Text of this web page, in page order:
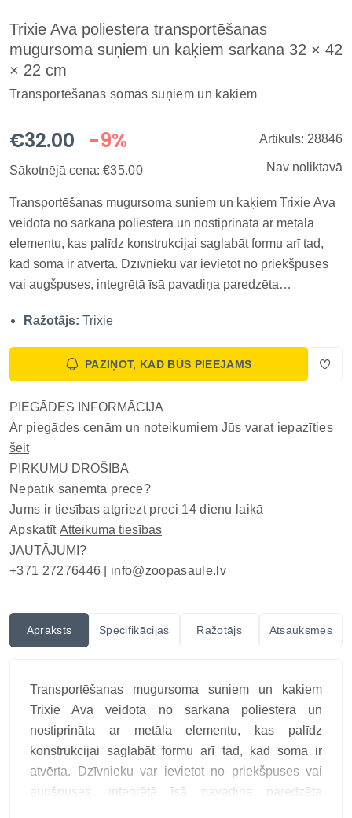
Trixie Ava poliestera transportēšanas
mugursoma suņiem un kaķiem sarkana 32 × 42
× 22 cm
Transportēšanas somas suņiem un kaķiem
€32.00 -9%
Sākotnējā cena: €35.00
Artikuls: 28846
Nav noliktavā
Transportēšanas mugursoma suņiem un kaķiem Trixie Ava
veidota no sarkana poliestera un nostiprināta ar metāla
elementu, kas palīdz konstrukcijai saglabāt formu arī tad,
kad soma ir atvērta. Dzīvnieku var ievietot no priekšpuses
vai augšpuses, integrētā īsā pavadiņa paredzēta
plāksne veido stabilāku balstu un atvieglo kopšanu; ārējās
kabatas gl...
Ražotājs: Trixie
PAZIŅOT, KAD BŪS PIEEJAMS
PIEGĀDES INFORMĀCIJA
Ar piegādes cenām un noteikumiem Jūs varat iepazīties
šeit
PIRKUMU DROŠĪBA
Nepatīk saņemta prece?
Jums ir tiesības atgriezt preci 14 dienu laikā
Apskatīt Atteikuma tiesības
JAUTĀJUMI?
+371 27276446 | info@zoopasaule.lv
Apraksts Specifikācijas Ražotājs Atsauksmes
Transportēšanas mugursoma suņiem un kaķiem
Trixie Ava veidota no sarkana poliestera un
nostiprināta ar metāla elementu, kas palīdz
konstrukcijai saglabāt formu arī tad, kad soma ir
atvērta. Dzīvnieku var ievietot no priekšpuses vai
augšpuses, integrētā īsā pavadiņa paredzēta